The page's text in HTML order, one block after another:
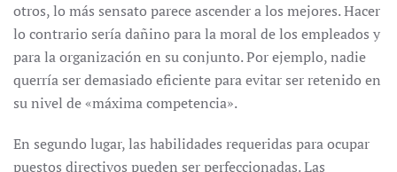
otros, lo más sensato parece ascender a los mejores. Hacer
lo contrario sería dañino para la moral de los empleados y
para la organización en su conjunto. Por ejemplo, nadie
querría ser demasiado eficiente para evitar ser retenido en
su nivel de «máxima competencia».
En segundo lugar, las habilidades requeridas para ocupar
puestos directivos pueden ser perfeccionadas. Las